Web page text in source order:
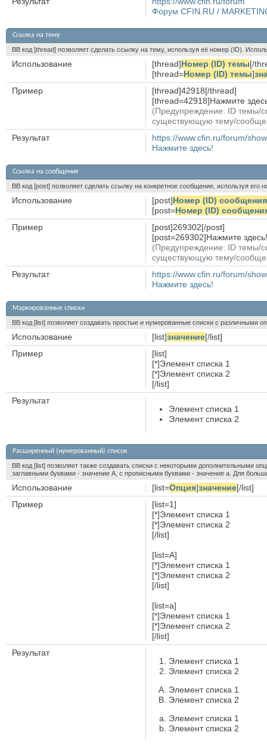
Форум CFIN.RU /
Ссылка на тему
BB код [thread] позволяет сделать ссылку на тему, используя её номер (ID).
[thread]Номер (ID) темы[/
[thread=Номер (ID) темы]
Использование
[thread]42918[/thread]
[thread=42918]Нажмите
(Предупреждение: ID темы/
существующую тему/
Пример
https://www.cfin.ru/forum/
Нажмите здесь!
Результат
Ссылка на сообщение
BB код [post] позволяет сделать ссылку на конкретное сообщение, используя
[post]Номер (ID) сообщения
[post=Номер (ID)
Использование
[post]269302[/post]
[post=269302]Нажмите
(Предупреждение: ID темы/
существующую тему/
Пример
https://www.cfin.ru/forum/
Нажмите здесь!
Результат
Маркированные списки
BB код [list] позволяет создавать простые и нумерованные списки с различными
[list]значение[/list]
Использование
[list]
[*]Элемент списка 1
[*]Элемент списка 2
[/list]
Пример
Элемент списка 1
Элемент списка 2
Результат
Расширенный (нумерованный) список
BB код [list] позволяет также создавать списки с некоторыми дополнительными
заглавными буквами - значение A, с прописными буквами - значение а. Для
[list=Опция]значение[/list]
Использование
[list=1]
[*]Элемент списка 1
[*]Элемент списка 2
[/list]
[list=A]
[*]Элемент списка 1
[*]Элемент списка 2
[/list]
[list=a]
[*]Элемент списка 1
[*]Элемент списка 2
[/list]
Пример
Элемент списка 1
Элемент списка 2
Элемент списка 1
Элемент списка 2
Элемент списка 1
Элемент списка 2
Результат